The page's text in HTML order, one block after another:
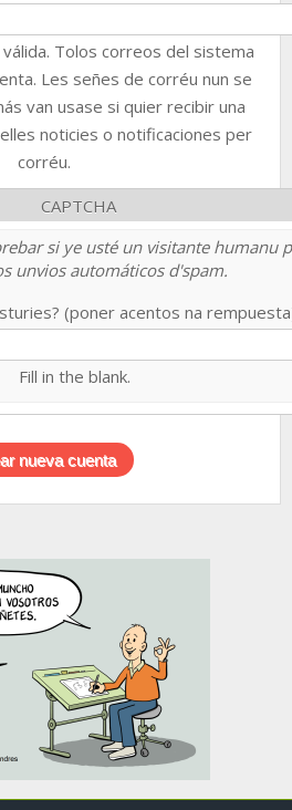
Tolos correos del sistema
Les señes de corréu nun se
van usase si quier recibir una
noticies o notificaciones per
corréu.
CAPTCHA
si ye usté un visitante humanu
unvios automáticos d'spam.
(poner acentos na
Fill in the blank.